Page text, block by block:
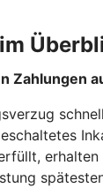
Zahlungen
erhalten